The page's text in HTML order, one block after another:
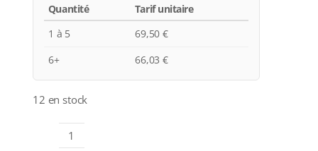
Quantité
Tarif unitaire
1 à 5
69,50€
6+
66,03€
12 en stock
quantité